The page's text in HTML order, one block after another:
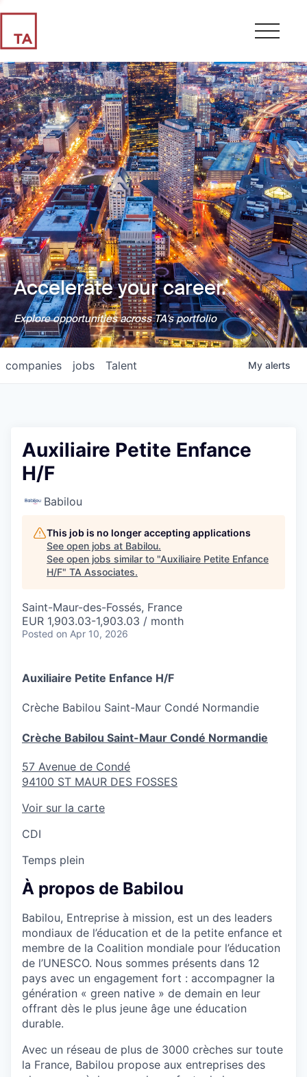
Accelerate your career.
Explore opportunities across TA's portfolio
jobs
companies Talent My alerts
Auxiliaire Petite Enfance
H/F
Babilou
This job is no longer accepting applications
See open jobs at Babilou.
See open jobs similar to "Auxiliaire Petite Enfance
H/F" TA Associates.
Saint-Maur-des-Fossés, France
EUR 1,903.03-1,903.03 / month
Posted on Apr 10, 2026
Auxiliaire Petite Enfance H/F
Crèche Babilou Saint-Maur Condé Normandie
Crèche Babilou Saint-Maur Condé Normandie
57 Avenue de Condé
94100 ST MAUR DES FOSSES
Voir sur la carte
CDI
Temps plein
À propos de Babilou
Babilou, Entreprise à mission, est un des leaders
mondiaux de l’éducation et de la petite enfance et
membre de la Coalition mondiale pour l’éducation
de l’UNESCO. Nous sommes présents dans 12
pays avec un engagement fort : accompagner la
génération « green native » de demain en leur
offrant dès le plus jeune âge une éducation
durable.
Avec un réseau de plus de 3000 crèches sur toute
la France, Babilou propose aux entreprises des